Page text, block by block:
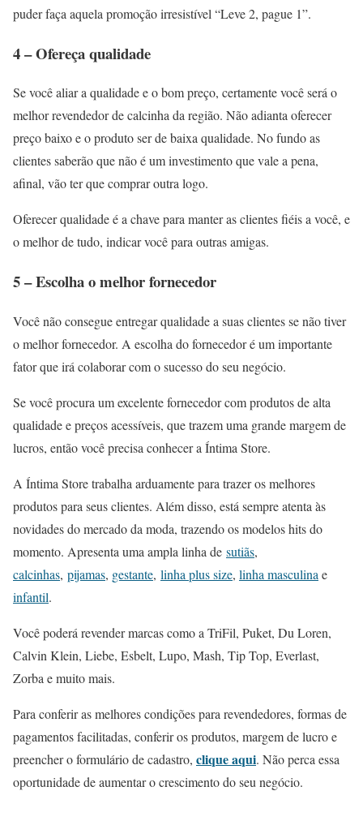
puder faça aquela promoção irresistível “Leve 2, pague 1”.
4 – Ofereça qualidade
Se você aliar a qualidade e o bom preço, certamente você será o
melhor revendedor de calcinha da região. Não adianta oferecer
preço baixo e o produto ser de baixa qualidade. No fundo as
clientes saberão que não é um investimento que vale a pena,
afinal, vão ter que comprar outra logo.
Oferecer qualidade é a chave para manter as clientes fiéis a você, e
o melhor de tudo, indicar você para outras amigas.
5 – Escolha o melhor fornecedor
Você não consegue entregar qualidade a suas clientes se não tiver
o melhor fornecedor. A escolha do fornecedor é um importante
fator que irá colaborar com o sucesso do seu negócio.
Se você procura um excelente fornecedor com produtos de alta
qualidade e preços acessíveis, que trazem uma grande margem de
lucros, então você precisa conhecer a Íntima Store.
A Íntima Store trabalha arduamente para trazer os melhores
produtos para seus clientes. Além disso, está sempre atenta às
novidades do mercado da moda, trazendo os modelos hits do
momento. Apresenta uma ampla linha de sutiãs,
calcinhas, pijamas, gestante, linha plus size, linha masculina e
infantil.
Você poderá revender marcas como a TriFil, Puket, Du Loren,
Calvin Klein, Liebe, Esbelt, Lupo, Mash, Tip Top, Everlast,
Zorba e muito mais.
Para conferir as melhores condições para revendedores, formas de
pagamentos facilitadas, conferir os produtos, margem de lucro e
preencher o formulário de cadastro, clique aqui. Não perca essa
oportunidade de aumentar o crescimento do seu negócio.